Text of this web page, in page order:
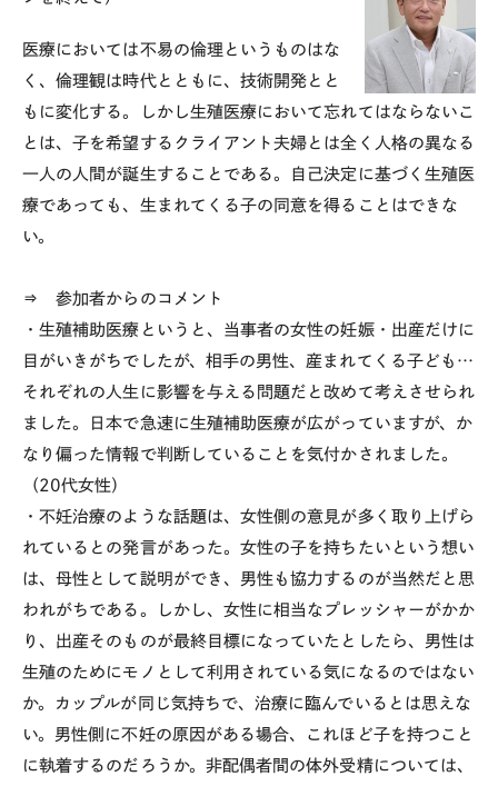
医療においては不易の倫理というものはな
く、倫理観は時代とともに、技術開発とと
もに変化する。しかし生殖医療において忘れてはならないこ
とは、子を希望するクライアント夫婦とは全く人格の異なる
一人の人間が誕生することである。自己決定に基づく生殖医
療であっても、生まれてくる子の同意を得ることはできな
い。
⇒ 参加者からのコメント
・生殖補助医療というと、当事者の女性の妊娠・出産だけに
目がいきがちでしたが、相手の男性、産まれてくる子ども…
それぞれの人生に影響を与える問題だと改めて考えさせられ
ました。日本で急速に生殖補助医療が広がっていますが、か
なり偏った情報で判断していることを気付かされました。
（20代女性）
・不妊治療のような話題は、女性側の意見が多く取り上げら
れているとの発言があった。女性の子を持ちたいという想い
は、母性として説明ができ、男性も協力するのが当然だと思
われがちである。しかし、女性に相当なプレッシャーがかか
り、出産そのものが最終目標になっていたとしたら、男性は
生殖のためにモノとして利用されている気になるのではない
か。カップルが同じ気持ちで、治療に臨んでいるとは思えな
い。男性側に不妊の原因がある場合、これほど子を持つこと
に執着するのだろうか。非配偶者間の体外受精については、